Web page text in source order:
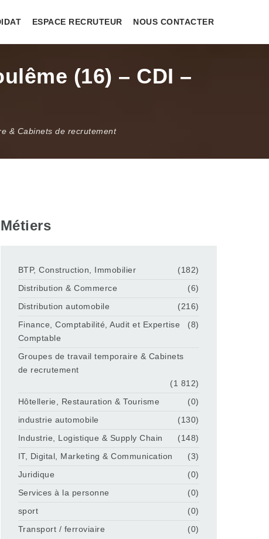
ESPACE RECRUTEUR NOUS CONTACTER
(16) – CDI –
& Cabinets de recrutement
Métiers
BTP, Construction, Immobilier
(182)
Distribution & Commerce
(6)
Distribution automobile
(216)
Finance, Comptabilité, Audit et Expertise
Comptable
(8)
Groupes de travail temporaire & Cabinets
de recrutement
(1 812)
Hôtellerie, Restauration & Tourisme
(0)
industrie automobile
(130)
Industrie, Logistique & Supply Chain
(148)
IT, Digital, Marketing & Communication
(3)
Juridique
(0)
Services à la personne
(0)
sport
(0)
Transport / ferroviaire
(0)